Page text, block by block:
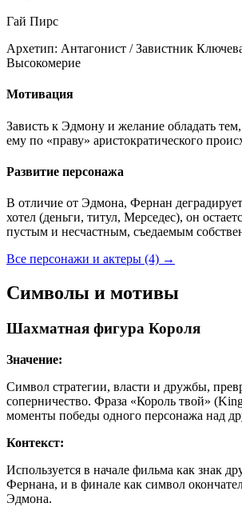
Гай Пирс
Архетип: Антагонист / Завистник
Высокомерие
Мотивация
Зависть к Эдмону и желание обладать
ему по «праву» аристократического
Развитие персонажа
В отличие от Эдмона, Фернан
хотел (деньги, титул, Мерседес), он
пустым и несчастным, съедаемым
Все персонажи и актеры (4) →
Символы и мотивы
Шахматная фигура Короля
Значение:
Символ стратегии, власти и дружбы,
соперничество. Фраза «Король твой»
моменты победы одного персонажа над
Контекст:
Используется в начале фильма как знак
Фернана, и в финале как символ
Эдмона.